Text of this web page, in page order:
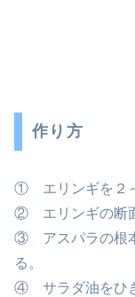
作り方
① エリンギを２～
② エリンギの断面
③ アスパラの根
る。
④ サラダ油をひき